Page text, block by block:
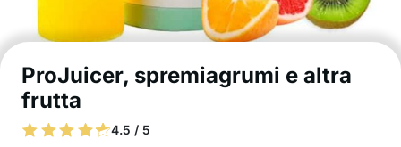
ProJuicer, spremiagrumi e altra
frutta
4.5 / 5